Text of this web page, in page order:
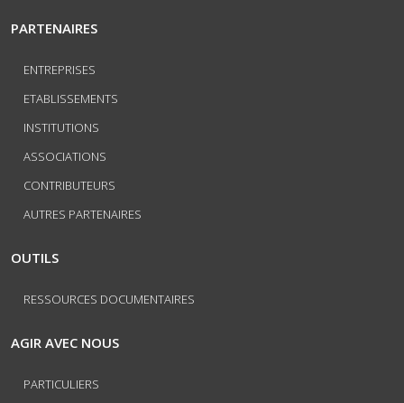
PARTENAIRES
ENTREPRISES
ETABLISSEMENTS
INSTITUTIONS
ASSOCIATIONS
CONTRIBUTEURS
AUTRES PARTENAIRES
OUTILS
RESSOURCES DOCUMENTAIRES
AGIR AVEC NOUS
PARTICULIERS